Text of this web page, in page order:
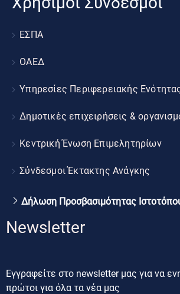
ΕΣΠΑ
ΟΑΕΔ
Υπηρεσίες Περιφερειακής
Δημοτικές επιχειρήσεις &
Κεντρική Ένωση Επιμελητηρίων
Σύνδεσμοι Έκτακτης Ανάγκης
Δήλωση Προσβασιμότητας
Newsletter
Εγγραφείτε στο newsletter μας για να
πρώτοι για όλα τα νέα μας